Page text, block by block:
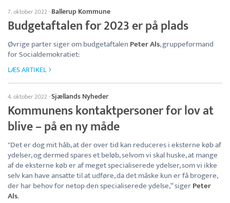
7. oktober 2022· Ballerup Kommune
Budgetaftalen for 2023 er på plads
Øvrige parter siger om budgetaftalen Peter Als, gruppeformand
for Socialdemokratiet:
LÆS ARTIKEL
4. oktober 2022·Sjællands Nyheder
Kommunens kontaktpersoner for lov at
blive – på en ny måde
"Det er dog mit håb, at der over tid kan reduceres i eksterne køb af
ydelser, og dermed spares et beløb, selvom vi skal huske, at mange
af de eksterne køb er af meget specialiserede ydelser, som vi ikke
selv kan have ansatte til at udføre, da det måske kun er få brogere,
der har behov for netop den specialiserede ydelse,“ sigerPeter
Als.